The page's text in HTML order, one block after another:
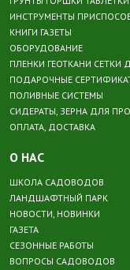
ИНСТРУМЕНТЫ
КНИГИ ГАЗЕТЫ
ОБОРУДОВАНИЕ
ПЛЕНКИ ГЕОТКАНИ СЕТКИ
ПОДАРОЧНЫЕ
ПОЛИВНЫЕ СИСТЕМЫ
СИДЕРАТЫ, ЗЕРНА ДЛЯ
ОПЛАТА, ДОСТАВКА
О НАС
ШКОЛА САДОВОДОВ
ЛАНДШАФТНЫЙ ПАРК
НОВОСТИ, НОВИНКИ
ГАЗЕТА
СЕЗОННЫЕ РАБОТЫ
ВОПРОСЫ САДОВОДОВ